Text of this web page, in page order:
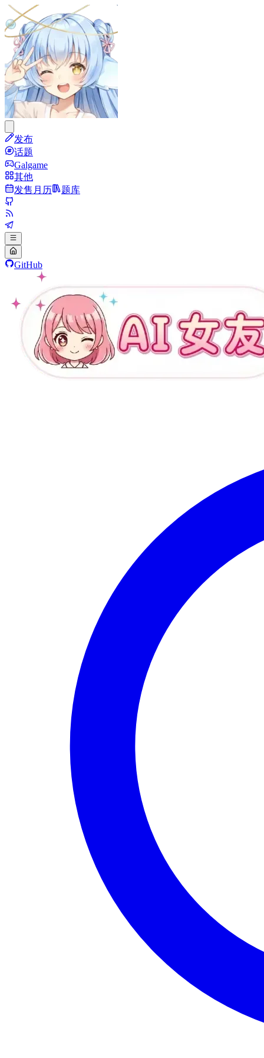
发布
话题
Galgame
其他
发售月历
题库
GitHub